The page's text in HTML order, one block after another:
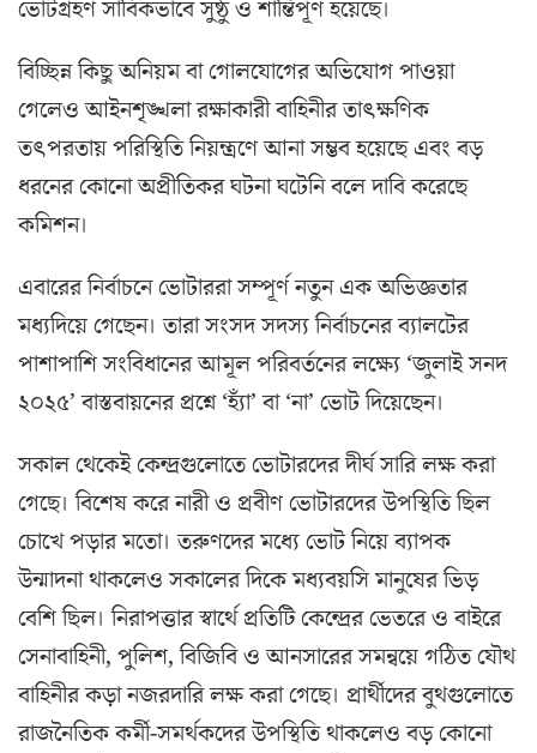
ভোটগ্রহণ সার্বিকভাবে সুষ্ঠু ও শান্তিপূর্ণ হয়েছে।
বিচ্ছিন্ন কিছু অনিয়ম বা গোলযোগের অভিযোগ পাওয়া
গেলেও আইনশৃঙ্খলা রক্ষাকারী বাহিনীর তাৎক্ষণিক
তৎপরতায় পরিস্থিতি নিয়ন্ত্রণে আনা সম্ভব হয়েছে এবং বড়
ধরনের কোনো অপ্রীতিকর ঘটনা ঘটেনি বলে দাবি করেছে
কমিশন।
এবারের নির্বাচনে ভোটাররা সম্পূর্ণ নতুন এক অভিজ্ঞতার
মধ্যদিয়ে গেছেন। তারা সংসদ সদস্য নির্বাচনের ব্যালটের
পাশাপাশি সংবিধানের আমূল পরিবর্তনের লক্ষ্যে ‘জুলাই সনদ
২০২৫’ বাস্তবায়নের প্রশ্নে ‘হ্যাঁ’ বা ‘না’ ভোট দিয়েছেন।
সকাল থেকেই কেন্দ্রগুলোতে ভোটারদের দীর্ঘ সারি লক্ষ করা
গেছে। বিশেষ করে নারী ও প্রবীণ ভোটারদের উপস্থিতি ছিল
চোখে পড়ার মতো। তরুণদের মধ্যে ভোট নিয়ে ব্যাপক
উন্মাদনা থাকলেও সকালের দিকে মধ্যবয়সি মানুষের ভিড়
বেশি ছিল। নিরাপত্তার স্বার্থে প্রতিটি কেন্দ্রের ভেতরে ও বাইরে
সেনাবাহিনী, পুলিশ, বিজিবি ও আনসারের সমন্বয়ে গঠিত যৌথ
বাহিনীর কড়া নজরদারি লক্ষ করা গেছে। প্রার্থীদের বুথগুলোতে
রাজনৈতিক কর্মী-সমর্থকদের উপস্থিতি থাকলেও বড় কোনো